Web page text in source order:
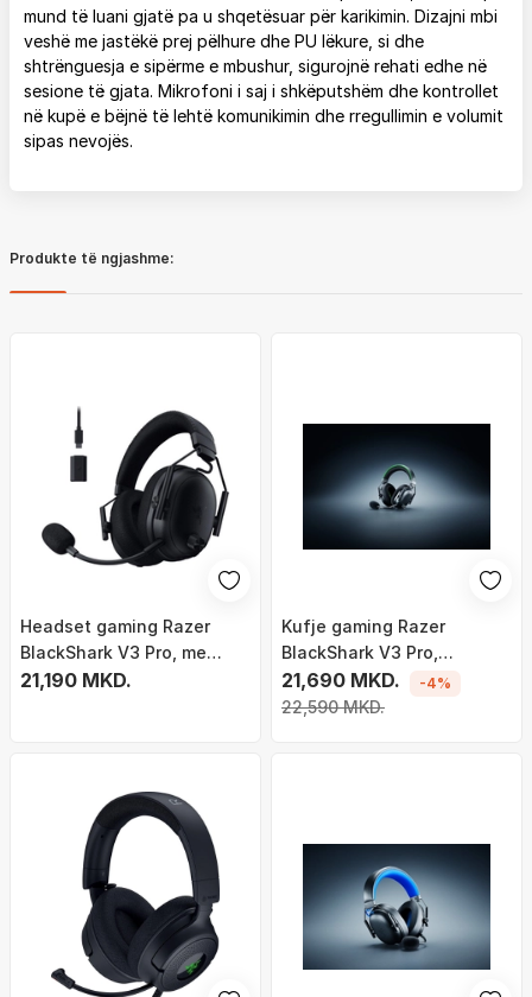
mund të luani gjatë pa u shqetësuar për karikimin. Dizajni mbi
veshë me jastëkë prej pëlhure dhe PU lëkure, si dhe
shtrënguesja e sipërme e mbushur, sigurojnë rehati edhe në
sesione të gjata. Mikrofoni i saj i shkëputshëm dhe kontrollet
në kupë e bëjnë të lehtë komunikimin dhe rregullimin e volumit
sipas nevojës.
Produkte të ngjashme:
Headset gaming Razer
BlackShark V3 Pro, me
kabllo dhe wireless, USB
21,190 MKD.
Kufje gaming Razer
BlackShark V3 Pro,
wireless dhe me kabllo,
USB, Bluetooth, të zeza
21,690 MKD.
22,590 MKD.
-4%